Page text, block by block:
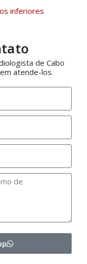
inferiores
de Cabo
atende-los.